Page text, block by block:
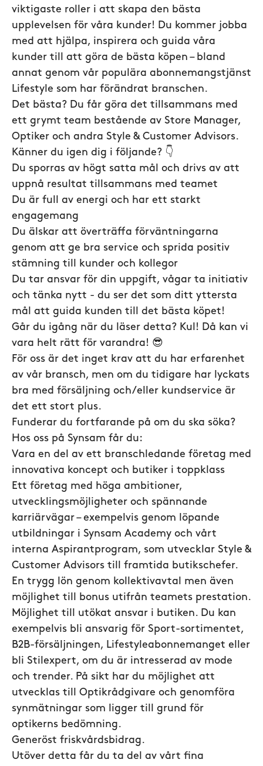
viktigaste roller i att skapa den bästa
upplevelsen för våra kunder! Du kommer jobba
med att hjälpa, inspirera och guida våra
kunder till att göra de bästa köpen – bland
annat genom vår populära abonnemangstjänst
Lifestyle som har förändrat branschen.
Det bästa? Du får göra det tillsammans med
ett grymt team bestående av Store Manager,
Optiker och andra Style & Customer Advisors.
Känner du igen dig i följande? 👇
Du sporras av högt satta mål och drivs av att
uppnå resultat tillsammans med teamet
Du är full av energi och har ett starkt
engagemang
Du älskar att överträffa förväntningarna
genom att ge bra service och sprida positiv
stämning till kunder och kollegor
Du tar ansvar för din uppgift, vågar ta initiativ
och tänka nytt - du ser det som ditt yttersta
mål att guida kunden till det bästa köpet!
Går du igång när du läser detta? Kul! Då kan vi
vara helt rätt för varandra! 😎
För oss är det inget krav att du har erfarenhet
av vår bransch, men om du tidigare har lyckats
bra med försäljning och/eller kundservice är
det ett stort plus.
Funderar du fortfarande på om du ska söka?
Hos oss på Synsam får du:
Vara en del av ett branschledande företag med
innovativa koncept och butiker i toppklass
Ett företag med höga ambitioner,
utvecklingsmöjligheter och spännande
karriärvägar – exempelvis genom löpande
utbildningar i Synsam Academy och vårt
interna Aspirantprogram, som utvecklar Style &
Customer Advisors till framtida butikschefer.
En trygg lön genom kollektivavtal men även
möjlighet till bonus utifrån teamets prestation.
Möjlighet till utökat ansvar i butiken. Du kan
exempelvis bli ansvarig för Sport-sortimentet,
B2B-försäljningen, Lifestyleabonnemanget eller
bli Stilexpert, om du är intresserad av mode
och trender. På sikt har du möjlighet att
utvecklas till Optikrådgivare och genomföra
synmätningar som ligger till grund för
optikerns bedömning.
Generöst friskvårdsbidrag.
Utöver detta får du ta del av vårt fina